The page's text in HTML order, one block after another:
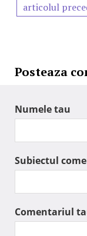
articolul
Posteaza
Numele tau
Subiectul
Comentariul